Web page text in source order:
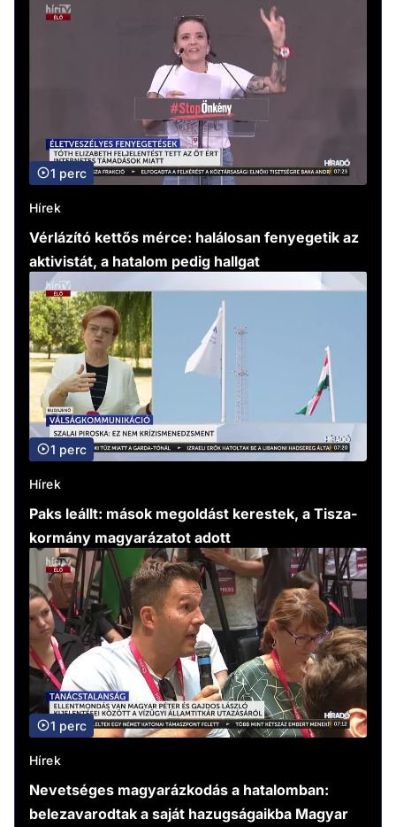
1 perc
Hírek
Vérlázító kettős mérce: halálosan fenyegetik az
aktivistát, a hatalom pedig hallgat
1 perc
Hírek
Paks leállt: mások megoldást kerestek, a Tisza-
kormány magyarázatot adott
1 perc
Hírek
Nevetséges magyarázkodás a hatalomban:
belezavarodtak a saját hazugságaikba Magyar